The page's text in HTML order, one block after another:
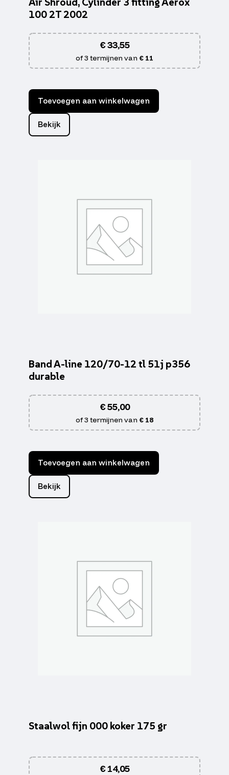
100 2T 2002
€33,55
of 3 termijnen van € 11
Toevoegen aan winkelwagen
Bekijk
Band A-line 120/70-12 tl 51j p356
durable
€55,00
of 3 termijnen van € 18
Toevoegen aan winkelwagen
Bekijk
Staalwol fijn 000 koker 175 gr
€14,05